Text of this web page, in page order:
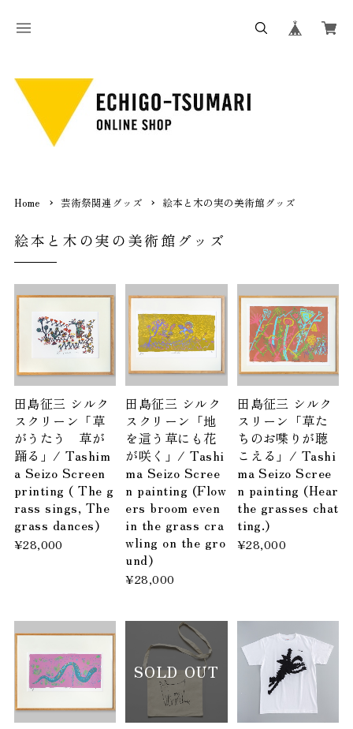
Home 芸術祭関連グッズ 絵本と木の実の美術館グッズ
絵本と木の実の美術館グッズ
田島征三 シルク
スクリーン「草
がうたう 草が
踊る」/ Tashim
a Seizo Screen
printing ( The g
rass sings, The
grass dances)
¥28,000
田島征三 シルク
スクリーン「地
を這う草にも花
が咲く」/ Tashi
ma Seizo Scree
n painting (Flow
ers broom even
in the grass cra
wling on the gro
und)
¥28,000
田島征三 シルク
スリーン「草た
ちのお喋りが聴
こえる」/ Tashi
ma Seizo Scree
n painting (Hear
the grasses chat
ting.)
¥28,000
SOLD OUT